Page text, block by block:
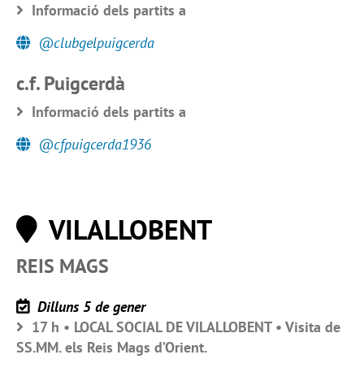
Informació dels partits a
@clubgelpuigcerda
c.f. Puigcerdà
Informació dels partits a
@cfpuigcerda1936
VILALLOBENT
REIS MAGS
Dilluns 5 de gener
17 h • LOCAL SOCIAL DE VILALLOBENT • Visita de
SS.MM. els Reis Mags d’Orient.